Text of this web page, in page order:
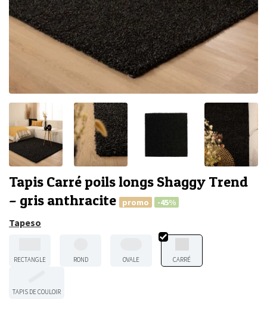
Tapis Carré poils longs Shaggy Trend
– gris anthracite
promo -45%
Tapeso
RECTANGLE ROND OVALE CARRÉ
TAPIS DE COULOIR